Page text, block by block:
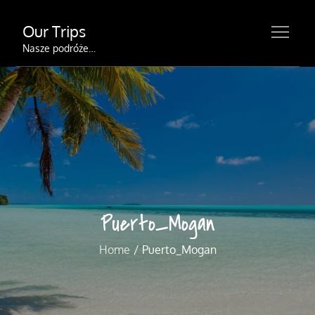
content
Our Trips
Nasze podróże…
Puerto_Mogan
Home Puerto_Mogan